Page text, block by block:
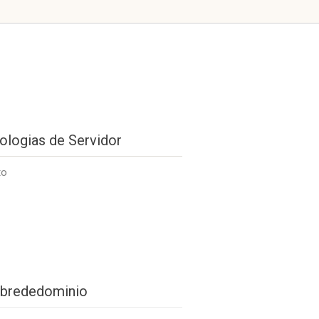
de Servidor